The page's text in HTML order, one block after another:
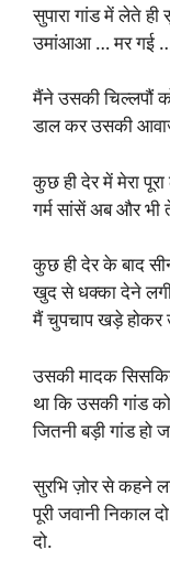
सुपारा गांड में लेते
उमांआआ … मर गई
मैंने उसकी चिल्लपौं
डाल कर उसकी
कुछ ही देर में मेरा
गर्म सांसें अब और भी
कुछ ही देर के बाद
खुद से धक्का देने
मैं चुपचाप खड़े होकर
उसकी मादक
था कि उसकी गांड
जितनी बड़ी गांड हो
सुरभि ज़ोर से कहने
पूरी जवानी निकाल
दो.